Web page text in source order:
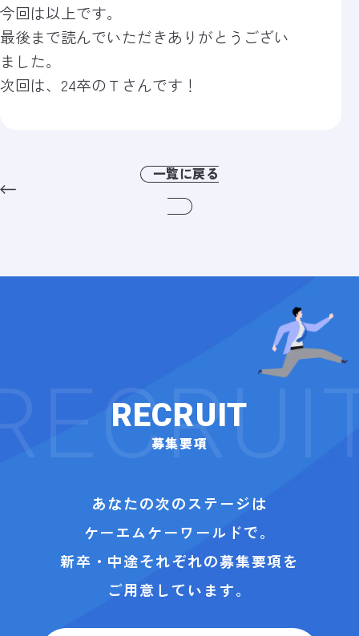
今回は以上です。
最後まで読んでいただきありがとうござい
ました。
次回は、24卒のＴさんです！
一覧に戻る
RECRUIT
募集要項
あなたの次のステージは
ケーエムケーワールドで。
新卒・中途それぞれの募集要項を
ご用意しています。